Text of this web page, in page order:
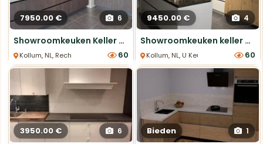
7950.00 € 6
Showroomkeuken Keller eiken met dekton blad
Kollum, NL, Rechte Keukens 60
9450.00 € 4
Showroomkeuken keller u vorm met luxe Bosch apparatuur
Kollum, NL, U Keukens 60
3950.00 € 6 Bieden 1